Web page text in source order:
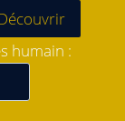
humain :